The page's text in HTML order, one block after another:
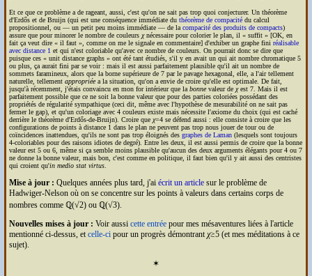
Et ce que ce problème a de rageant, aussi, c'est qu'on ne sait pas trop quoi conjecturer. Un théorème
d'Erdős et de Bruijn (qui est une conséquence immédiate du théorème de compacitédu calcul
propositionnel, ou — un petit peu moins immédiate — de la compacité des produits de compacts)
assure que pour minorer le nombre de couleurs χnécessaire pour colorier le plan, il « suffit » [OK, en
fait ça veut dire « il faut », comme on me le signale en commentaire] d'exhiber un graphe fini réalisable
avec distance 1 et qui n'est coloriable qu'avec ce nombre de couleurs. On pourrait donc se dire que
puisque ces « unit distance graphs» ont été tant étudiés, s'il y en avait un qui ait nombre chromatique 5
ou plus, ça aurait fini par se voir : mais il est aussi parfaitement plausible qu'il ait un nombre de
sommets faramineux, alors que la borne supérieure de 7 par le pavage hexagonal, elle, a l'air tellement
naturelle, tellement appropriéea la situation, qu'on a envie de croire qu'elle est optimale. De fait,
jusqu'à récemment, j'étais convaincu en mon for intérieur que la bonnevaleur de χest 7. Mais il est
parfaitement possible que ce ne soit la bonne valeur que pour des parties coloriées possédant des
propriétés de régularité sympathique (ceci dit, même avec l'hypothèse de mesurabilité on ne sait pas
fermer le gap), et qu'un coloriage avec 4 couleurs existe mais nécessite l'axiome du choix (qui est caché
derrière le théorème d'Erdős-de-Bruijn). Croire que χ=4 se défend aussi : elle consiste à croire que les
configurations de points à distance 1 dans le plan ne peuvent pas trop nous jouer de tour ou de
coïncidences inattendues, qu'ils ne sont pas trop éloignés des graphes de Laman(lesquels sont toujours
4-coloriables pour des raisons idiotes de degré). Entre les deux, il est aussi permis de croire que la bonne
valeur est 5 ou 6, même si ça semble moins plausible qu'aucun des deux arguments élégants pour 4 ou 7
ne donne la bonne valeur, mais bon, c'est comme en politique, il faut bien qu'il y ait aussi des centristes
qui croient qu'in medio stat virtus.
Mise à jour : Quelques années plus tard, j'ai écrit un articlesur le problème de
Hadwiger-Nelson où on se concentre sur les points à valeurs dans certains corps de
nombres comme ℚ(√2) ou ℚ(√3).
Nouvelles mises à jour : Voir aussi cette entréepour mes mésaventures liées à l'article
mentionné ci-dessus, et celle-cipour un progrès démontrant χ≥5 (et mes méditations à ce
sujet).
✶